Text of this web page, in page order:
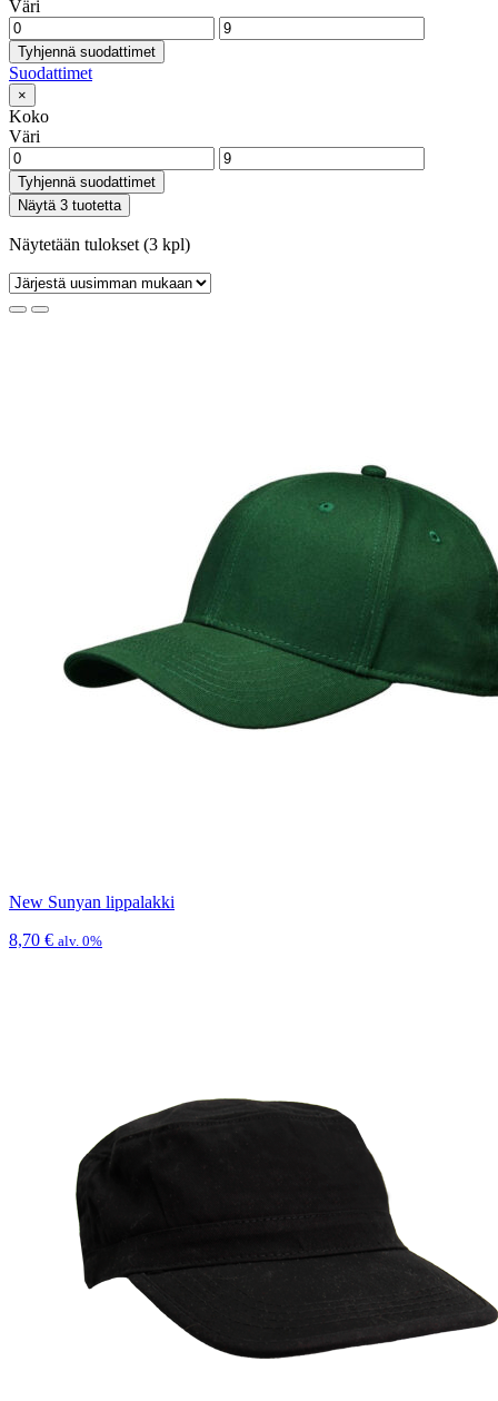
Väri
Tyhjennä suodattimet
Suodattimet
×
Koko
Väri
Tyhjennä suodattimet
Näytä 3 tuotetta
Näytetään tulokset (3 kpl)
New Sunyan lippalakki
8,70 € alv. 0%